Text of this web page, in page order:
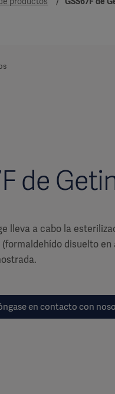
de
lleva a cabo la
disuelto
en contacto con